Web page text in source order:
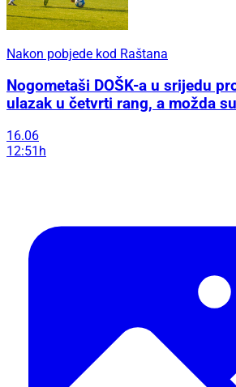
Nakon pobjede kod Raštana
Nogometaši DOŠK-a u srijedu
ulazak u četvrti rang, a možda
16.06
12:51h